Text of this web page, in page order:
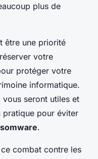
plus de
être une priorité
votre
protéger votre
informatique.
seront utiles et
pratique pour éviter
.
combat contre les